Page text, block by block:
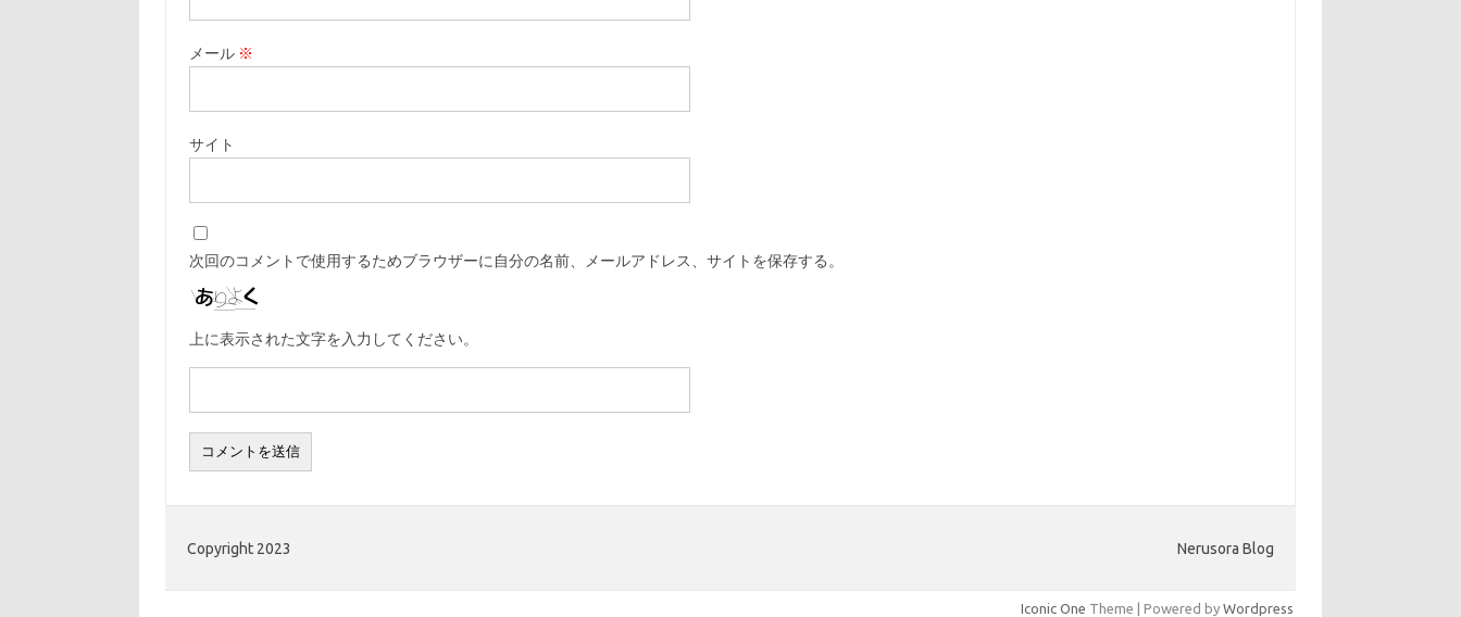
メール ※
サイト
次回のコメントで使用するためブラウザーに自分の名前、メールアドレス、サイトを保存する。
上に表示された文字を入力してください。
Copyright 2023 Nerusora Blog
Iconic One Theme | Powered by Wordpress